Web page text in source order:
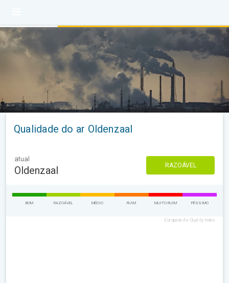
Qualidade do ar Oldenzaal
atual
Oldenzaal RAZOÁVEL
BOM RAZOÁVEL MÉDIO RUIM MUITO RUIM PÉSSIMO
European Air Quality Index